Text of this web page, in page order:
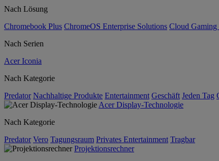
Nach Lösung
Chromebook Plus ChromeOS Enterprise Solutions Cloud Gaming
Nach Serien
Acer Iconia
Nach Kategorie
Predator Nachhaltige Produkte Entertainment Geschäft Jeden Tag
Acer Display-Technologie
Nach Kategorie
Predator Vero Tagungsraum Privates Entertainment Tragbar
Projektionsrechner